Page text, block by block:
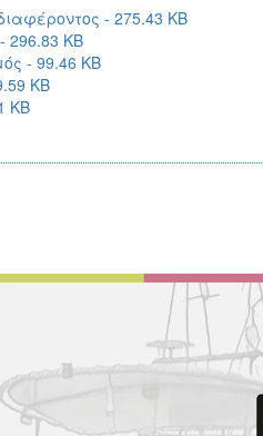
- 275.43 KB
KB
- 99.46 KB
KB
KB